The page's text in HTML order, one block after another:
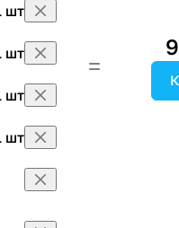
шт
шт
шт
шт